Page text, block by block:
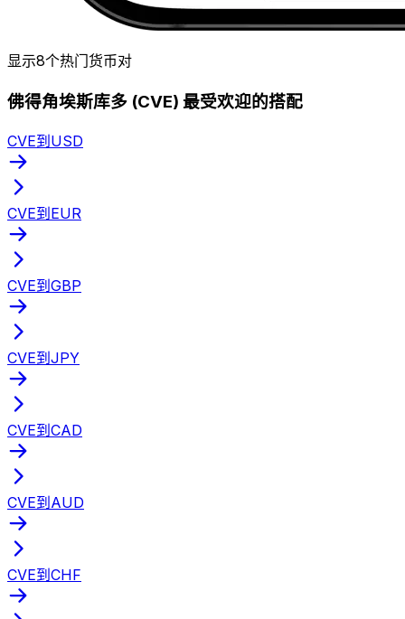
显示8个热门货币对
佛得角埃斯库多 (CVE) 最受欢迎的搭配
CVE到USD
CVE到EUR
CVE到GBP
CVE到JPY
CVE到CAD
CVE到AUD
CVE到CHF